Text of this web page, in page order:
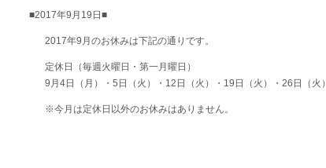
■2017年9月19日■
2017年9月のお休みは下記の通りです。
定休日（毎週火曜日・第一月曜日）
9月4日（月）・5日（火）・12日（火）・19日（火）・26日（火）
※今月は定休日以外のお休みはありません。